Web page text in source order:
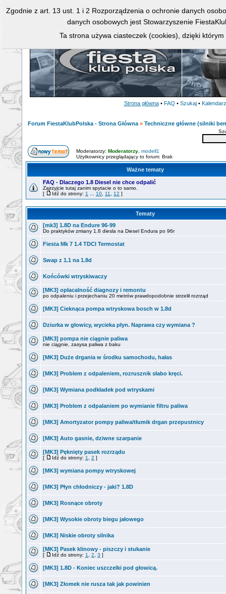
Strona główna • FAQ • Szukaj • Kalendarz
Forum FiestaKlubPolska - Strona Główna » Techniczne główne (silniki
Moderatorzy: Moderatorzy modell1
Użytkownicy przeglądający to forum: Brak
Ważne tematy
FAQ - Dlaczego 1.8 Diesel nie chce odpalić
Zajrzyjcie tutaj zanim spytacie o to samo.
[
Idź do strony: 1 10 11 12 ]
Tematy
[mk3] 1.8D na Endure 96-99
Do praktyków zmiany 1.8 diesla na Diesel Endura po 96r
Fiesta Mk 7 1.4 TDCI Termostat
Swap z 1.1 na 1.8d
Końcówki wtryskiwaczy
[MK3] opłacalność diagnozy i remontu
po odpaleniu i przejechaniu 20 metrów prawdopodobnie strzelił rozrząd
[MK3] Cieknąca pompa wtryskowa bosch w 1.8d
Dziurka w głowicy, wycieka płyn. Naprawa czy wymiana ?
[MK3] pompa nie ciągnie paliwa
nie ciągnie, zasysa paliwa z baku
[MK3] Duże drgania w środku samochodu, hałas
[MK3] Problem z odpaleniem, rozrusznik słabo kręci.
[MK3] Wymiana podkładek pod wtryskami
[MK3] Problem z odpalaniem po wymianie filtru paliwa
[MK3] Amortyzator pompy paliwa/tłumik drgan przepustnicy
[MK3] Auto gasnie, dziwne szarpanie
[MK3] Pęknięty pasek rozrządu
[ Idź do strony: 1 2 ]
[MK3] wymiana pompy wtryskowej
[MK3] Płyn chłodniczy - jaki? 1.8D
[MK3] Rosnące obroty
[MK3] Wysokie obroty biegu jałowego
[MK3] Niskie obroty silnika
[MK3] Pasek klinowy - piszczy i stukanie
[ Idź do strony: 1 2 3 ]
[MK3] 1.8D - Koniec uszczelki pod głowicą.
[MK3] Złomek nie rusza tak jak powinien
Zgodnie z art. 13 ust. 1 i 2 Rozporządzenia o ochronie danych
danych osobowych jest Stowarzyszenie
Ta strona używa ciasteczek (cookies), dzięki